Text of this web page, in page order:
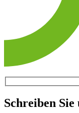
Schreiben